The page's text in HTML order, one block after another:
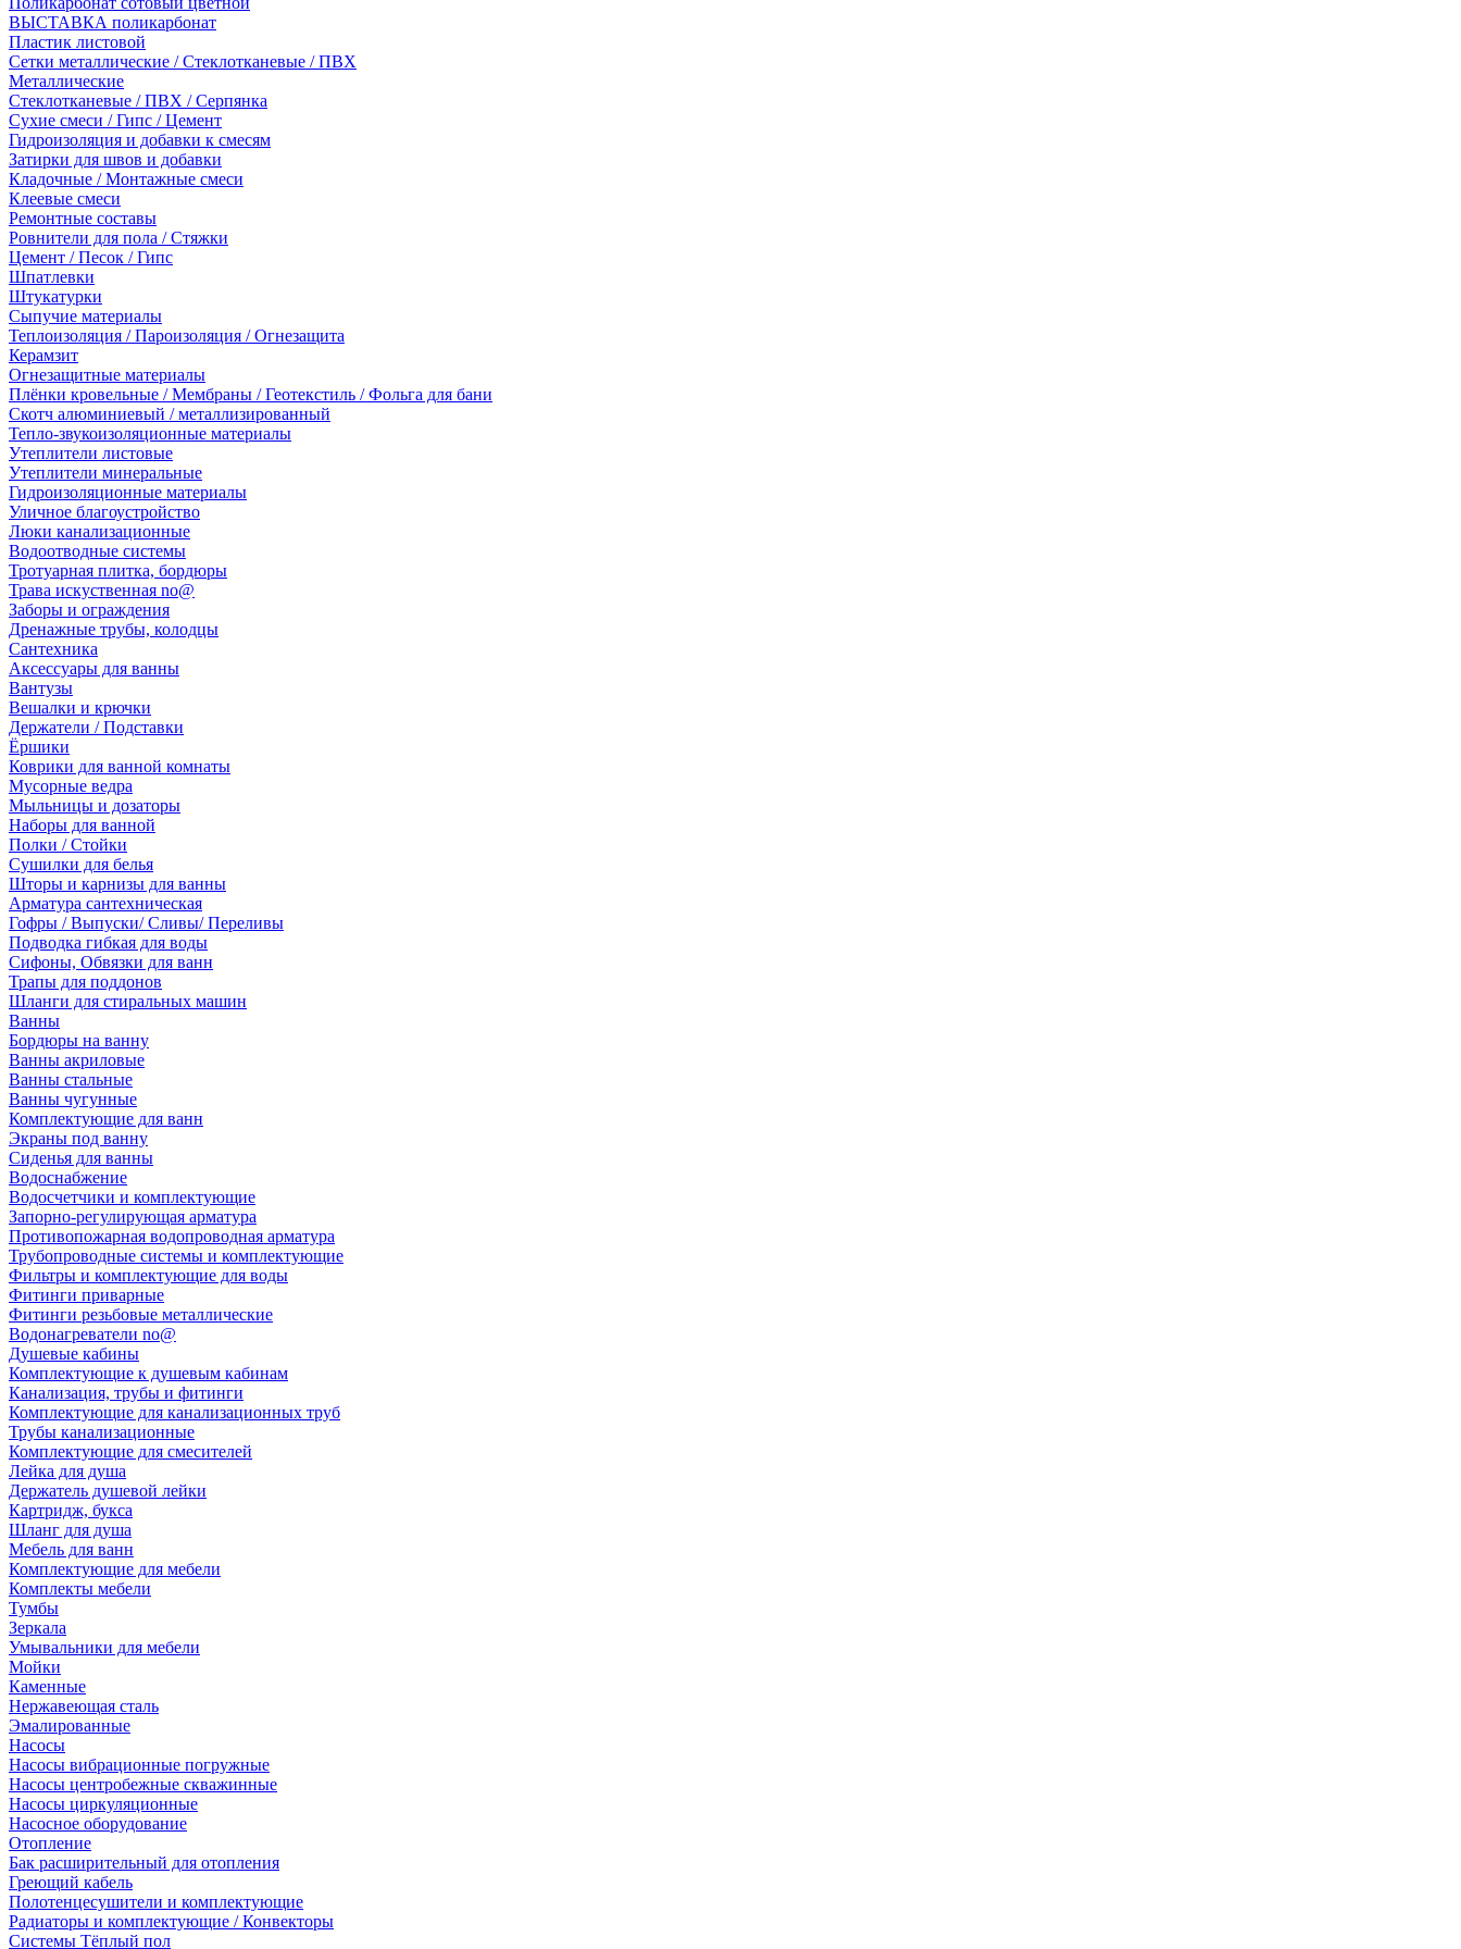
ВЫСТАВКА поликарбонат
Пластик листовой
Сетки металлические / Стеклотканевые / ПВХ
Металлические
Стеклотканевые / ПВХ / Серпянка
Сухие смеси / Гипс / Цемент
Гидроизоляция и добавки к смесям
Затирки для швов и добавки
Кладочные / Монтажные смеси
Клеевые смеси
Ремонтные составы
Ровнители для пола / Стяжки
Цемент / Песок / Гипс
Шпатлевки
Штукатурки
Сыпучие материалы
Теплоизоляция / Пароизоляция / Огнезащита
Керамзит
Огнезащитные материалы
Плёнки кровельные / Мембраны / Геотекстиль / Фольга для бани
Скотч алюминиевый / металлизированный
Тепло-звукоизоляционные материалы
Утеплители листовые
Утеплители минеральные
Гидроизоляционные материалы
Уличное благоустройство
Люки канализационные
Водоотводные системы
Тротуарная плитка, бордюры
Трава искуственная no@
Заборы и ограждения
Дренажные трубы, колодцы
Сантехника
Аксессуары для ванны
Вантузы
Вешалки и крючки
Держатели / Подставки
Ёршики
Коврики для ванной комнаты
Мусорные ведра
Мыльницы и дозаторы
Наборы для ванной
Полки / Стойки
Сушилки для белья
Шторы и карнизы для ванны
Арматура сантехническая
Гофры / Выпуски/ Сливы/ Переливы
Подводка гибкая для воды
Сифоны, Обвязки для ванн
Трапы для поддонов
Шланги для стиральных машин
Ванны
Бордюры на ванну
Ванны акриловые
Ванны стальные
Ванны чугунные
Комплектующие для ванн
Экраны под ванну
Сиденья для ванны
Водоснабжение
Водосчетчики и комплектующие
Запорно-регулирующая арматура
Противопожарная водопроводная арматура
Трубопроводные системы и комплектующие
Фильтры и комплектующие для воды
Фитинги приварные
Фитинги резьбовые металлические
Водонагреватели no@
Душевые кабины
Комплектующие к душевым кабинам
Канализация, трубы и фитинги
Комплектующие для канализационных труб
Трубы канализационные
Комплектующие для смесителей
Лейка для душа
Держатель душевой лейки
Картридж, букса
Шланг для душа
Мебель для ванн
Комплектующие для мебели
Комплекты мебели
Тумбы
Зеркала
Умывальники для мебели
Мойки
Каменные
Нержавеющая сталь
Эмалированные
Насосы
Насосы вибрационные погружные
Насосы центробежные скважинные
Насосы циркуляционные
Насосное оборудование
Отопление
Бак расширительный для отопления
Греющий кабель
Полотенцесушители и комплектующие
Радиаторы и комплектующие / Конвекторы
Системы Тёплый пол